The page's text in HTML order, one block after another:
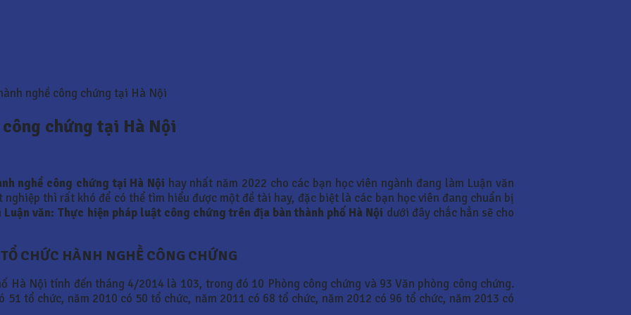
nghề công chứng tại Hà Nội
chứng tại Hà Nội
nghề công chứng tại Hà Nội hay nhất năm 2022 cho các bạn học viên ngành đang làm Luận văn
thì rất khó để có thể tìm hiểu được một đề tài hay, đặc biệt là các bạn học viên đang chuẩn bị
Luận văn: Thực hiện pháp luật công chứng trên địa bàn thành phố Hà Nội dưới đây chắc hẳn sẽ cho
CHỨC HÀNH NGHỀ CÔNG CHỨNG
Hà Nội tính đến tháng 4/2014 là 103, trong đó 10 Phòng công chứng và 93 Văn phòng công chứng.
tổ chức, năm 2010 có 50 tổ chức, năm 2011 có 68 tổ chức, năm 2012 có 96 tổ chức, năm 2013 có